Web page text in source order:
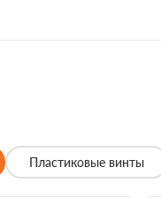
Пластиковые винты